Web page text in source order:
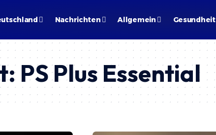
Nachrichten Allgemein Gesundheit
PS Plus Essential